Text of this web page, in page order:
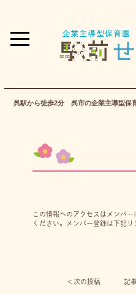
呉駅から徒歩2分 呉市の企業主導型保
この情報へのアクセスはメンバ
ください。メンバー登録は下記リ
< 次の投稿︎ 記